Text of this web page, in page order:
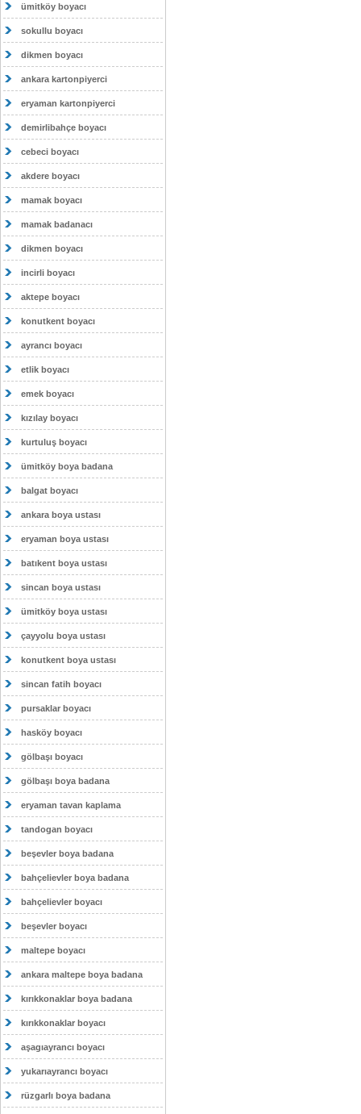
ümitköy boyacı
sokullu boyacı
dikmen boyacı
ankara kartonpiyerci
eryaman kartonpiyerci
demirlibahçe boyacı
cebeci boyacı
akdere boyacı
mamak boyacı
mamak badanacı
dikmen boyacı
incirli boyacı
aktepe boyacı
konutkent boyacı
ayrancı boyacı
etlik boyacı
emek boyacı
kızılay boyacı
kurtuluş boyacı
ümitköy boya badana
balgat boyacı
ankara boya ustası
eryaman boya ustası
batıkent boya ustası
sincan boya ustası
ümitköy boya ustası
çayyolu boya ustası
konutkent boya ustası
sincan fatih boyacı
pursaklar boyacı
hasköy boyacı
gölbaşı boyacı
gölbaşı boya badana
eryaman tavan kaplama
tandogan boyacı
beşevler boya badana
bahçelievler boya badana
bahçelievler boyacı
beşevler boyacı
maltepe boyacı
ankara maltepe boya badana
kırıkkonaklar boya badana
kırıkkonaklar boyacı
aşagıayrancı boyacı
yukarıayrancı boyacı
rüzgarlı boya badana